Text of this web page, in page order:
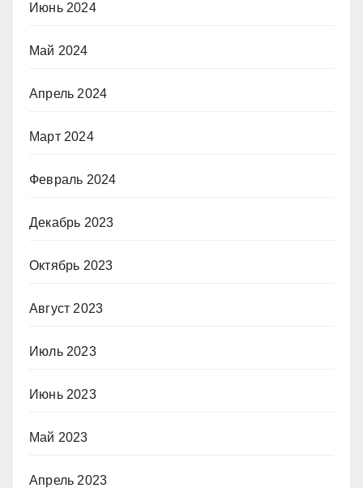
Июнь 2024
Май 2024
Апрель 2024
Март 2024
Февраль 2024
Декабрь 2023
Октябрь 2023
Август 2023
Июль 2023
Июнь 2023
Май 2023
Апрель 2023